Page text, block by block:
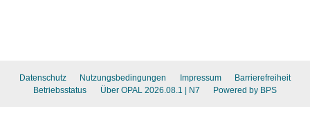
Datenschutz Nutzungsbedingungen Impressum
Barrierefreiheit
Betriebsstatus
Über OPAL 2026.08.1 | N7 Powered by BPS